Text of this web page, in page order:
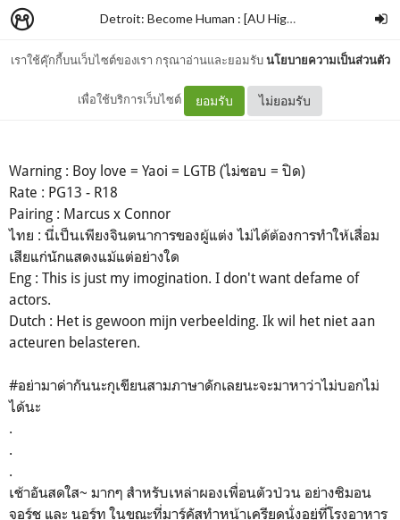
เราใช้คุ๊กกี้บนเว็บไซต์ของเรา กรุณาอ่านและยอมรับนโยบายความเป็นส่วนตัว
เพื่อใช้บริการเว็บไซต์ ยอมรับ ไม่ยอมรับ
Detroit: Become Human : [AU High school] (MarNor) Connor is so cute and he is mine.
Chap 1 : He is so cute.
Warning : Boy love = Yaoi = LGTB (ไม่ชอบ = ปิด)
Rate : PG13 - R18
Pairing : Marcus x Connor
ไทย : นี่เป็นเพียงจินตนาการของผู้แต่ง ไม่ได้ต้องการทำให้เสื่อม
เสียแก่นักแสดงแม้แต่อย่างใด
Eng : This is just my imogination. I don't want defame of
actors.
Dutch : Het is gewoon mijn verbeelding. Ik wil het niet aan
acteuren belasteren.
#อย่ามาด่ากันนะกุเขียนสามภาษาดักเลยนะจะมาหาว่าไม่บอกไม่
ได้นะ
.
.
.
เช้าอันสดใส~ มากๆ สำหรับเหล่าผองเพื่อนตัวป่วน อย่างซิมอน
จอร์ช และ นอร์ท ในขณะที่มาร์คัสทำหน้าเครียดนั่งอยู่ที่โรงอาหาร